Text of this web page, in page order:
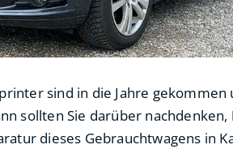
sind in die Jahre
sollten Sie darüber nachdenken,
dieses Gebrauchtwagens in